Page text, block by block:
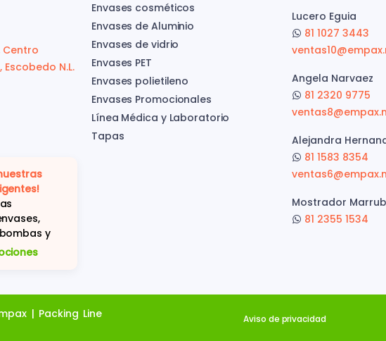
Centro
N.L.
y
Envases cosméticos
Envases de Aluminio
Envases de vidrio
Envases PET
Envases polietileno
Envases Promocionales
Línea Médica y Laboratorio
Tapas
Lucero Eguia
81 1027 3443
Angela Narvaez
81 2320 9775
Alejandra
81 1583 8354
Mostrador
81 2355 1534
| Packing Line Aviso de privacidad